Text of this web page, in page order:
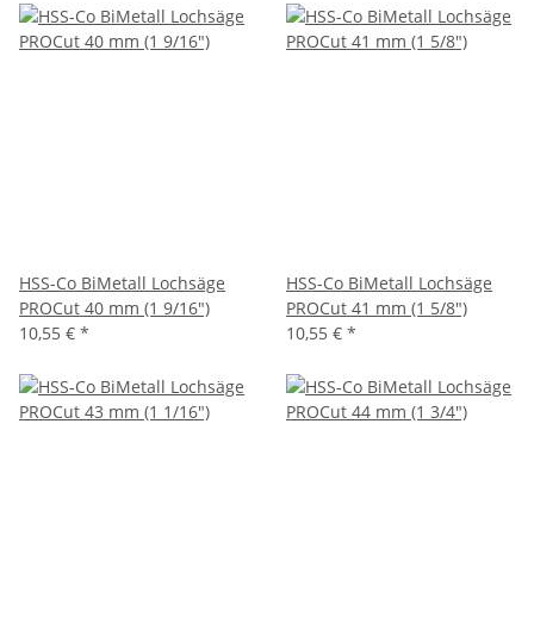
HSS-Co BiMetall Lochsäge
PROCut 40 mm (1 9/16")
10,55 € *
HSS-Co BiMetall Lochsäge
PROCut 41 mm (1 5/8")
10,55 € *